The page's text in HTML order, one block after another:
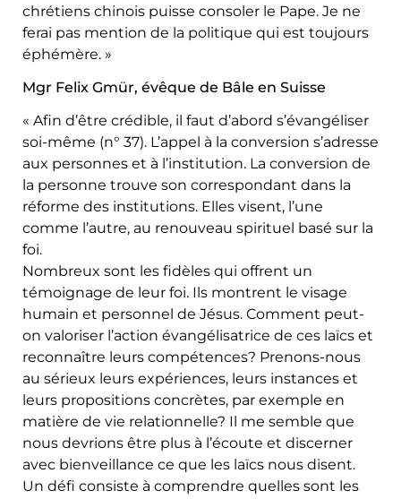
chrétiens chinois puisse consoler le Pape. Je ne
ferai pas mention de la politique qui est toujours
éphémère. »
Mgr Felix Gmür, évêque de Bâle en Suisse
« Afin d’être crédible, il faut d’abord s’évangéliser
soi-même (n° 37). L’appel à la conversion s’adresse
aux personnes et à l’institution. La conversion de
la personne trouve son correspondant dans la
réforme des institutions. Elles visent, l’une
comme l’autre, au renouveau spirituel basé sur la
foi.
Nombreux sont les fidèles qui offrent un
témoignage de leur foi. Ils montrent le visage
humain et personnel de Jésus. Comment peut-
on valoriser l’action évangélisatrice de ces laïcs et
reconnaître leurs compétences? Prenons-nous
au sérieux leurs expériences, leurs instances et
leurs propositions concrètes, par exemple en
matière de vie relationnelle? Il me semble que
nous devrions être plus à l’écoute et discerner
avec bienveillance ce que les laïcs nous disent.
Un défi consiste à comprendre quelles sont les